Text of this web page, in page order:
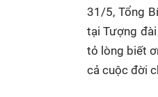
31/5, Tổng
tại Tượng
tỏ lòng biết
cả cuộc đời